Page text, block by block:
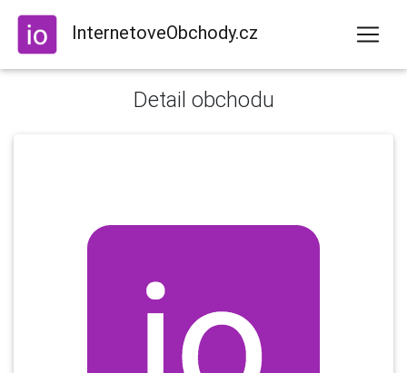
InternetoveObchody.cz
Detail obchodu